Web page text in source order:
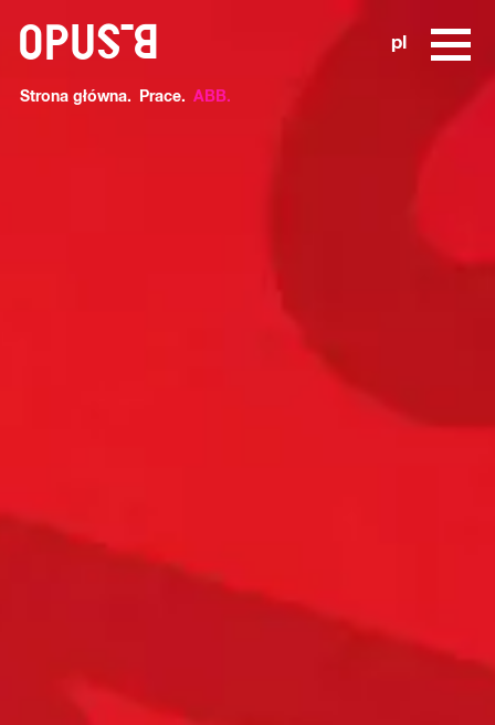
o pl
Strona główna Prace ABB